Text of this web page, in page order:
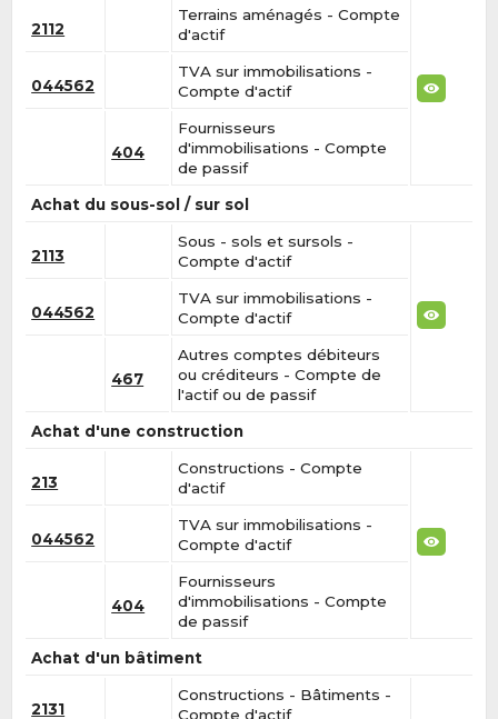
2112
Terrains aménagés - Compte
d'actif
044562
TVA sur immobilisations -
Compte d'actif
404
Fournisseurs
d'immobilisations - Compte
de passif
Achat du sous-sol / sur sol
2113
Sous - sols et sursols -
Compte d'actif
044562
TVA sur immobilisations -
Compte d'actif
467
Autres comptes débiteurs
ou créditeurs - Compte de
l'actif ou de passif
Achat d'une construction
213
Constructions - Compte
d'actif
044562
TVA sur immobilisations -
Compte d'actif
404
Fournisseurs
d'immobilisations - Compte
de passif
Achat d'un bâtiment
2131
Constructions - Bâtiments -
Compte d'actif